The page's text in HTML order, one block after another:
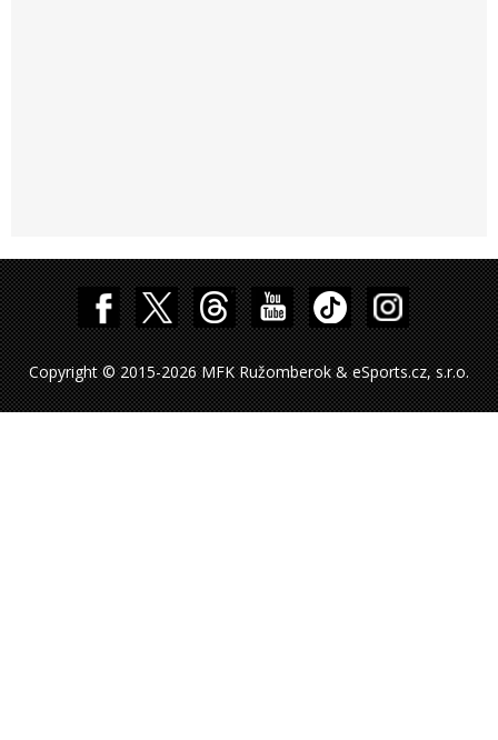
Copyright © 2015-2026 MFK Ružomberok & eSports.cz, s.r.o.